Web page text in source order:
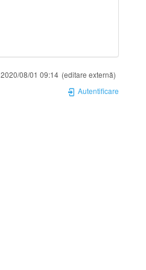
2020/08/01 09:14 (editare externă)
Autentificare